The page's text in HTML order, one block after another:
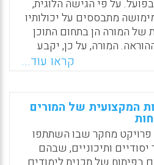
(אברהם יוגב,
X
על פי הגישה הלוגית,
מתבססים על יכולותיו
של המורה הן בתחום התוכן
המורה, על כן, יקבע
ההוראה והפעלת
המדידה והבחינה של
הפסיכולוגית, המורה
של התלמיד, בקביעת
של המורה להנחות,
להתקדמות והישגים.
על ידי בחירת פרויקטים
ידי התלמידים. הצוות
קראו עוד...
המקצועית של המורים
פרויקט מחקר שבו השתתפו
ותיכוניים, שבהם